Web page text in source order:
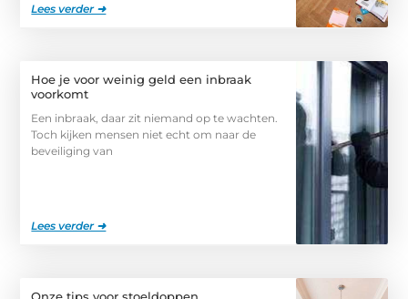
Lees verder ➜
Hoe je voor weinig geld een inbraak
voorkomt
Een inbraak, daar zit niemand op te wachten.
Toch kijken mensen niet echt om naar de
beveiliging van
Lees verder ➜